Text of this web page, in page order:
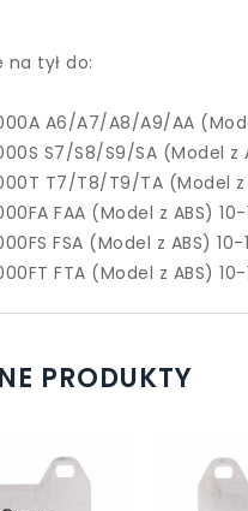
na tył do:
A6/A7/A8/A9/AA
S7/S8/S9/SA (Model z
T7/T8/T9/TA (Model z
FAA (Model z ABS) 10-
FSA (Model z ABS) 10-
FTA (Model z ABS) 10-
PRODUKTY